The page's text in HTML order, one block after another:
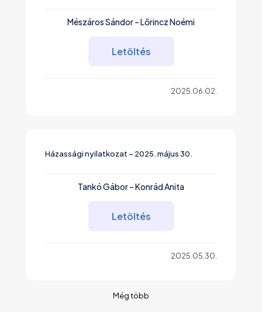
Mészáros Sándor – Lőrincz Noémi
Letöltés
2025.06.02.
Házassági nyilatkozat – 2025. május 30.
Tankó Gábor – Konrád Anita
Letöltés
2025.05.30.
Még több